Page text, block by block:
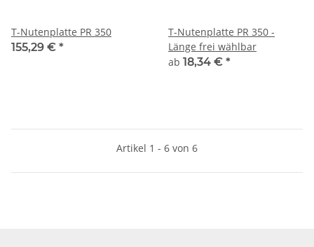
T-Nutenplatte PR 350
155,29 € *
T-Nutenplatte PR 350 -
Länge frei wählbar
ab 18,34 € *
Artikel 1 - 6 von 6